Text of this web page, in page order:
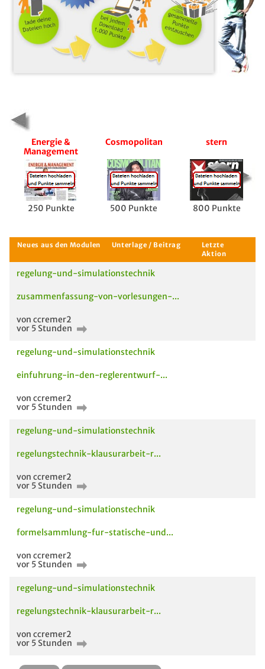
Energie &
Management
250 Punkte
Cosmopolitan
500 Punkte
stern
800 Punkte
regelung-und-simulationstechnik
zusammenfassung-von-vorlesungen-...
von ccremer2
vor 5 Stunden
regelung-und-simulationstechnik
einfuhrung-in-den-reglerentwurf-...
von ccremer2
vor 5 Stunden
regelung-und-simulationstechnik
regelungstechnik-klausurarbeit-r...
von ccremer2
vor 5 Stunden
regelung-und-simulationstechnik
formelsammlung-fur-statische-und...
von ccremer2
vor 5 Stunden
regelung-und-simulationstechnik
regelungstechnik-klausurarbeit-r...
von ccremer2
vor 5 Stunden